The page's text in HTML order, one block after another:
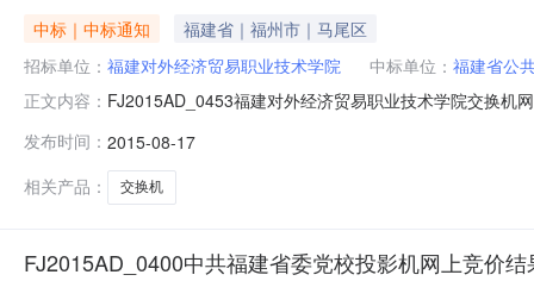
中标｜中标通知
福建省｜福州市｜马尾区
招标单位： 福建对外经济贸易职业技术学院 中标单位： 福建省公
正文内容： FJ2015AD_0453福建对外经济贸易职业技术学院交换机
采购中心根据由福建省公共资源交易中心组织的编号为
发布时间： 2015-08-17
相关产品：
交换机
FJ2015AD_0400中共福建省委党校投影机网上竞价结